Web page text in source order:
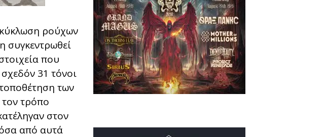
ρούχων
συγκεντρωθεί
που
31 τόνοι
των
τρόπο
στον
από αυτά